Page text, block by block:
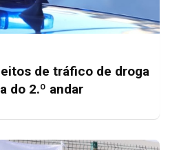
de tráfico de droga
do 2.º andar